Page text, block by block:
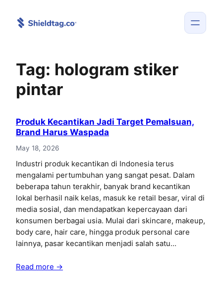
Tag: hologram stiker
pintar
Produk Kecantikan Jadi Target Pemalsuan,
Brand Harus Waspada
May 18, 2026
Industri produk kecantikan di Indonesia terus
mengalami pertumbuhan yang sangat pesat. Dalam
beberapa tahun terakhir, banyak brand kecantikan
lokal berhasil naik kelas, masuk ke retail besar, viral di
media sosial, dan mendapatkan kepercayaan dari
konsumen berbagai usia. Mulai dari skincare, makeup,
body care, hair care, hingga produk personal care
lainnya, pasar kecantikan menjadi salah satu…
Read more →